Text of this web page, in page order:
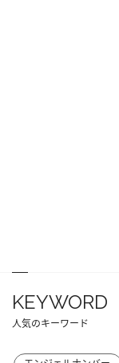
KEYWORD
人気のキーワード